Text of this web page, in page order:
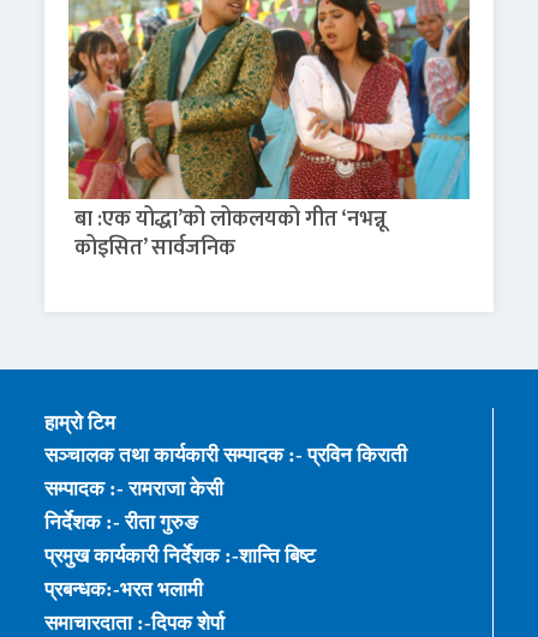
बा :एक योद्धा’को लोकलयको गीत ‘नभन्नू
कोइसित’ सार्वजनिक
हाम्रो टिम
सञ्चालक तथा कार्यकारी सम्पादक :- प्रविन किराती
सम्पादक :- रामराजा केसी
निर्देशक :- रीता गुरुङ
प्रमुख कार्यकारी निर्देशक :-शान्ति बिष्ट
प्रबन्धक:-भरत भलामी
समाचारदाता :-दिपक शेर्पा